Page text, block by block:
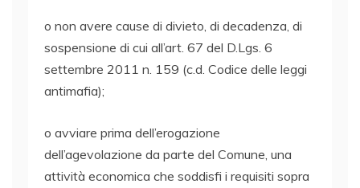
o non avere cause di divieto, di decadenza, di
sospensione di cui all’art. 67 del D.Lgs. 6
settembre 2011 n. 159 (c.d. Codice delle leggi
antimafia);
o avviare prima dell’erogazione
dell’agevolazione da parte del Comune, una
attività economica che soddisfi i requisiti sopra